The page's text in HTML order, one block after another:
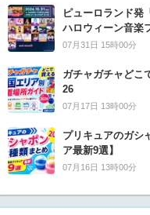
ピューロランド発
ハロウィーン音楽
07月31日 15時00分
ガチャガチャどこ
26
07月17日 13時00分
プリキュアのガシ
ア最新9選】
07月16日 13時00分